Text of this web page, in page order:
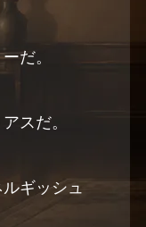
だ。
スだ。
ギッシュ